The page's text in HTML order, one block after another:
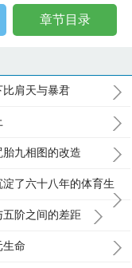
章节目录
肩天与暴君
九相图的改造
了六十八年的体育生
阶之间的差距
生命